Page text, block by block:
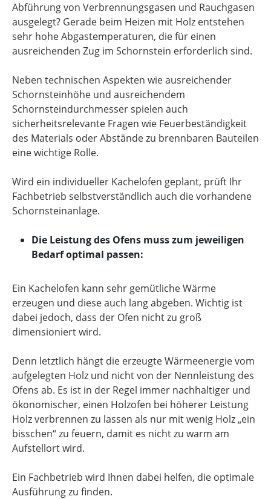
Abführung von Verbrennungsgasen und Rauchgasen
ausgelegt? Gerade beim Heizen mit Holz entstehen
sehr hohe Abgastemperaturen, die für einen
ausreichenden Zug im Schornstein erforderlich sind.
Neben technischen Aspekten wie ausreichender
Schornsteinhöhe und ausreichendem
Schornsteindurchmesser spielen auch
sicherheitsrelevante Fragen wie Feuerbeständigkeit
des Materials oder Abstände zu brennbaren Bauteilen
eine wichtige Rolle.
Wird ein individueller Kachelofen geplant, prüft Ihr
Fachbetrieb selbstverständlich auch die vorhandene
Schornsteinanlage.
Die Leistung des Ofens muss zum jeweiligen
Bedarf optimal passen:
Ein Kachelofen kann sehr gemütliche Wärme
erzeugen und diese auch lang abgeben. Wichtig ist
dabei jedoch, dass der Ofen nicht zu groß
dimensioniert wird.
Denn letztlich hängt die erzeugte Wärmeenergie vom
aufgelegten Holz und nicht von der Nennleistung des
Ofens ab. Es ist in der Regel immer nachhaltiger und
ökonomischer, einen Holzofen bei höherer Leistung
Holz verbrennen zu lassen als nur mit wenig Holz „ein
bisschen“ zu feuern, damit es nicht zu warm am
Aufstellort wird.
Ein Fachbetrieb wird Ihnen dabei helfen, die optimale
Ausführung zu finden.